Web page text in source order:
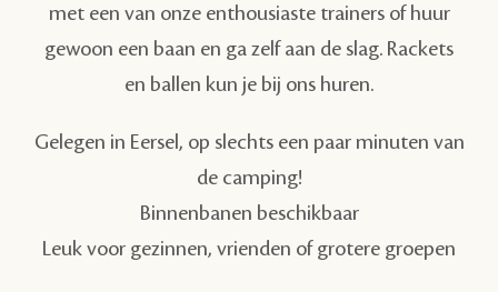
met een van onze enthousiaste trainers of huur
gewoon een baan en ga zelf aan de slag. Rackets
en ballen kun je bij ons huren.
Gelegen in Eersel, op slechts een paar minuten van
de camping!
Binnenbanen beschikbaar
Leuk voor gezinnen, vrienden of grotere groepen